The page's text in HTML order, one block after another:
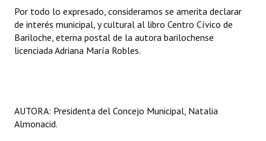
Huéspedes de Honor - Registro
Antiguos Pobladores - Registro
Entrega de distinciones
Por todo lo expresado, consideramos se amerita declarar
de interés municipal, y cultural al libro Centro Cívico de
Bariloche, eterna postal de la autora barilochense
licenciada Adriana María Robles.
AUTORA: Presidenta del Concejo Municipal, Natalia
Almonacid.